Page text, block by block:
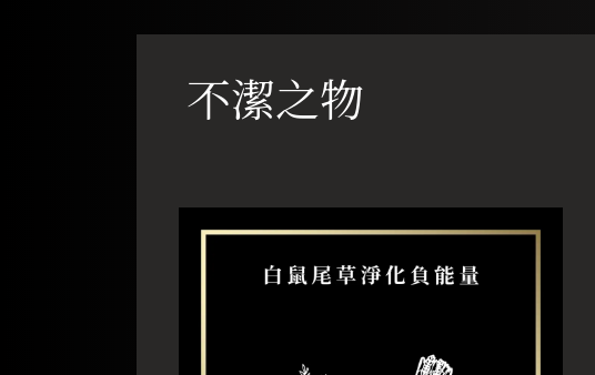
不潔之物